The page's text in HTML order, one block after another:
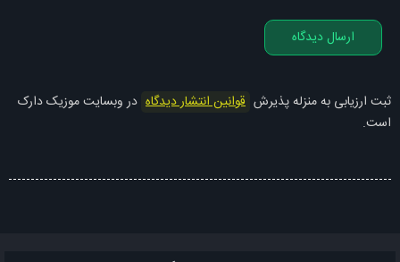
یه کاری کردین که الان یه دریا زدم
انگار هیچ چیزی کارساز نیست
تف تو این خاورمیانه
ارسال دیدگاه
ثبت ارزیابی به منزله پذیرش قوانین انتشار دیدگاه در وبسایت موزیک دارک
است.